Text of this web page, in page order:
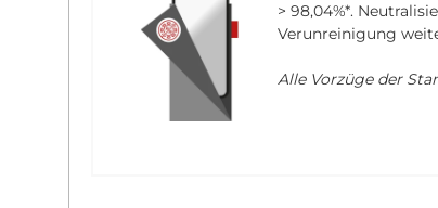
> 98,04%*.
Verunreinigung
Alle Vorzüge der